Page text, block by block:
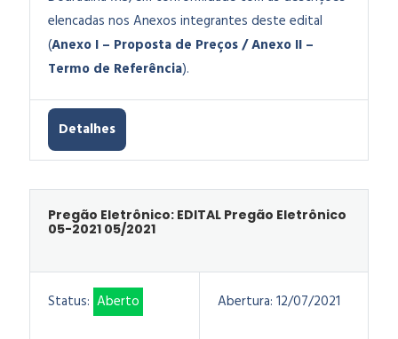
elencadas nos Anexos integrantes deste edital
(Anexo I – Proposta de Preços / Anexo II –
Termo de Referência).
Detalhes
Pregão Eletrônico: EDITAL Pregão Eletrônico
05-2021 05/2021
Status: Aberto Abertura: 12/07/2021